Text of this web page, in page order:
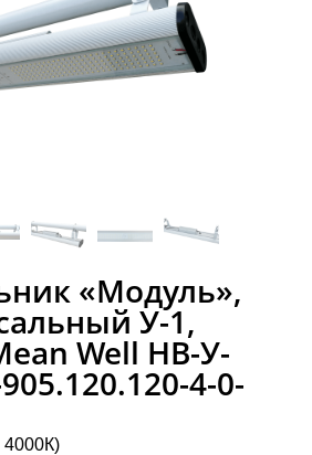
«Модуль»,
У-1,
Well НВ-У-
4-0-